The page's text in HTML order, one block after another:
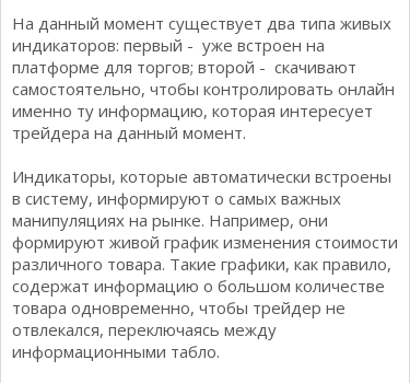
На данный момент существует два типа живых
индикаторов: первый - уже встроен на
платформе для торгов; второй - скачивают
самостоятельно, чтобы контролировать онлайн
именно ту информацию, которая интересует
трейдера на данный момент.
Индикаторы, которые автоматически встроены
в систему, информируют о самых важных
манипуляциях на рынке. Например, они
формируют живой график изменения стоимости
различного товара. Такие графики, как правило,
содержат информацию о большом количестве
товара одновременно, чтобы трейдер не
отвлекался, переключаясь между
информационными табло.